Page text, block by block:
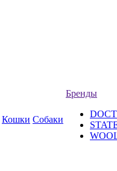
Кошки Собаки
Бренды